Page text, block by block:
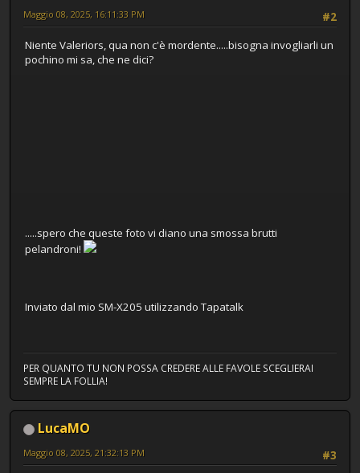
#2
Maggio 08, 2025, 16:11:33 PM
Niente Valeriors, qua non c'è mordente.....bisogna invogliarli un
pochino mi sa, che ne dici?
.....spero che queste foto vi diano una smossa brutti
pelandroni!
Inviato dal mio SM-X205 utilizzando Tapatalk
PER QUANTO TU NON POSSA CREDERE ALLE FAVOLE SCEGLIERAI
SEMPRE LA FOLLIA!
LucaMO
#3
Maggio 08, 2025, 21:32:13 PM